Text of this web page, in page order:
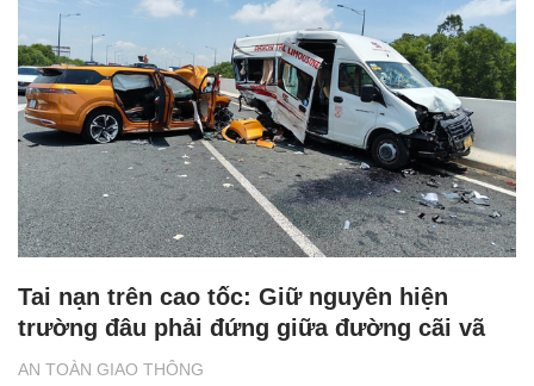
AN TOÀN GIAO THÔNG
Tai nạn trên cao tốc: Giữ nguyên hiện
trường đâu phải đứng giữa đường cãi vã